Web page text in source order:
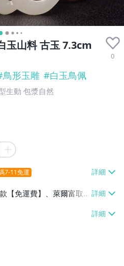
玉山料 古玉 7.3cm
0
鳥形玉雕 #白玉鳥佩
生動 包漿自然
7-11免運
【免運費】、萊爾富取
、宅配/貨運【免運費】